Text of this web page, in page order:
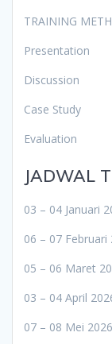
TRAINING
Presentation
Discussion
Case Study
Evaluation
JADWAL
03 – 04 Januari
06 – 07
05 – 06 Maret
03 – 04 April
07 – 08 Mei